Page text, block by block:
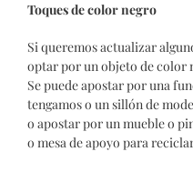
Toques de color negro
Si queremos actualizar
optar por un objeto de color
Se puede apostar por una
tengamos o un sillón de
o apostar por un mueble o
o mesa de apoyo para